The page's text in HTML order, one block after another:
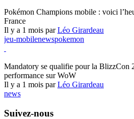
Pokémon Champions mobile : voici
France
Il y a 1 mois parLéo Girardeau
jeu-mobilenewspokemon
Mandatory se qualifie pour la BlizzCon
performance sur WoW
Il y a 1 mois parLéo Girardeau
news
Suivez-nous